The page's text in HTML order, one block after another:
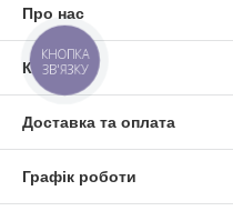
Про нас
Контакти
Доставка та оплата
Графік роботи
КНОПКА
ЗВ'ЯЗКУ